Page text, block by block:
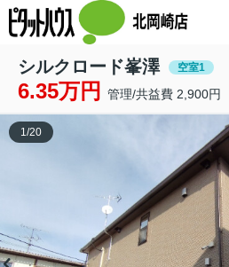
シルクロード峯澤 空室1
6.35万円 管理/共益費 2,900円
1/20